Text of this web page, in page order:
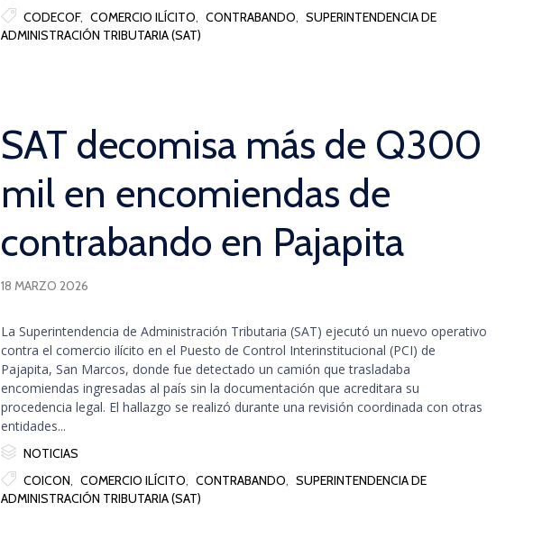
 Tags
CODECOF, COMERCIO ILÍCITO, CONTRABANDO, SUPERINTENDENCIA DE
ADMINISTRACIÓN TRIBUTARIA (SAT)
SAT decomisa más de Q300
mil en encomiendas de
contrabando en Pajapita
18 MARZO 2026
La Superintendencia de Administración Tributaria (SAT) ejecutó un nuevo operativo
contra el comercio ilícito en el Puesto de Control Interinstitucional (PCI) de
Pajapita, San Marcos, donde fue detectado un camión que trasladaba
encomiendas ingresadas al país sin la documentación que acreditara su
procedencia legal. El hallazgo se realizó durante una revisión coordinada con otras
entidades...
 Category
NOTICIAS
 Tags
COICON, COMERCIO ILÍCITO, CONTRABANDO, SUPERINTENDENCIA DE
ADMINISTRACIÓN TRIBUTARIA (SAT)